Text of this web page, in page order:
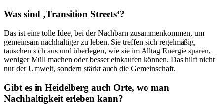
Was sind ‚Transition Streets‘?
Das ist eine tolle Idee, bei der Nachbarn zusammenkommen, um
gemeinsam nachhaltiger zu leben. Sie treffen sich regelmäßig,
tauschen sich aus und überlegen, wie sie im Alltag Energie sparen,
weniger Müll machen oder besser einkaufen können. Das hilft nicht
nur der Umwelt, sondern stärkt auch die Gemeinschaft.
Gibt es in Heidelberg auch Orte, wo man
Nachhaltigkeit erleben kann?